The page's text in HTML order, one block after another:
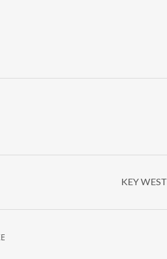
KEY WEST